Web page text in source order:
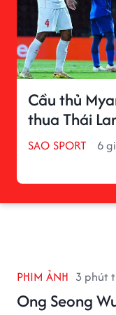
Cầu thủ
thua Thái
SAO SPORT 6
PHIM ẢNH 3 phút
Ong Seong